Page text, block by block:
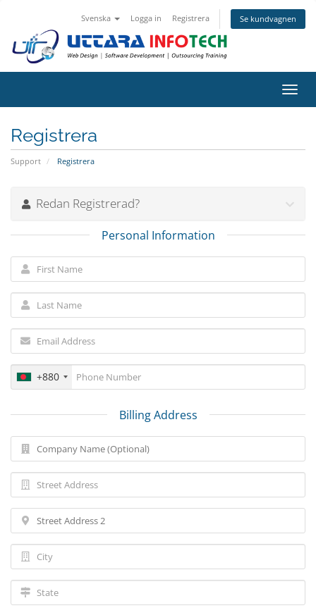
Svenska Logga in Registrera Se kundvagnen
Registrera
Support Registrera
Redan Registrerad?
Personal Information
+880
Billing Address